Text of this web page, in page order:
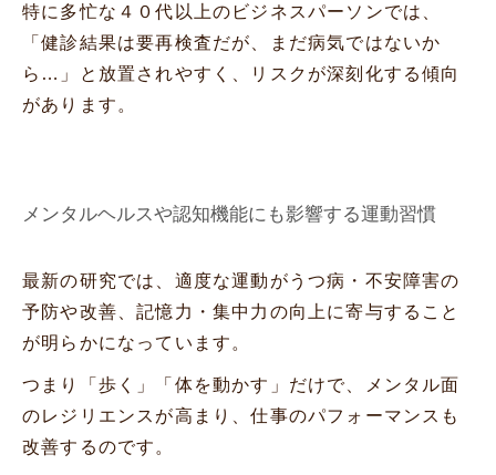
特に多忙な４０代以上のビジネスパーソンでは、
「健診結果は要再検査だが、まだ病気ではないか
ら…」と放置されやすく、リスクが深刻化する傾向
があります。
メンタルヘルスや認知機能にも影響する運動習慣
最新の研究では、適度な運動がうつ病・不安障害の
予防や改善、記憶力・集中力の向上に寄与すること
が明らかになっています。
つまり「歩く」「体を動かす」だけで、メンタル面
のレジリエンスが高まり、仕事のパフォーマンスも
改善するのです。